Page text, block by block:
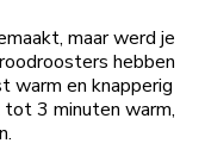
maar werd je
hebben
warm en knapperig
3 minuten warm,